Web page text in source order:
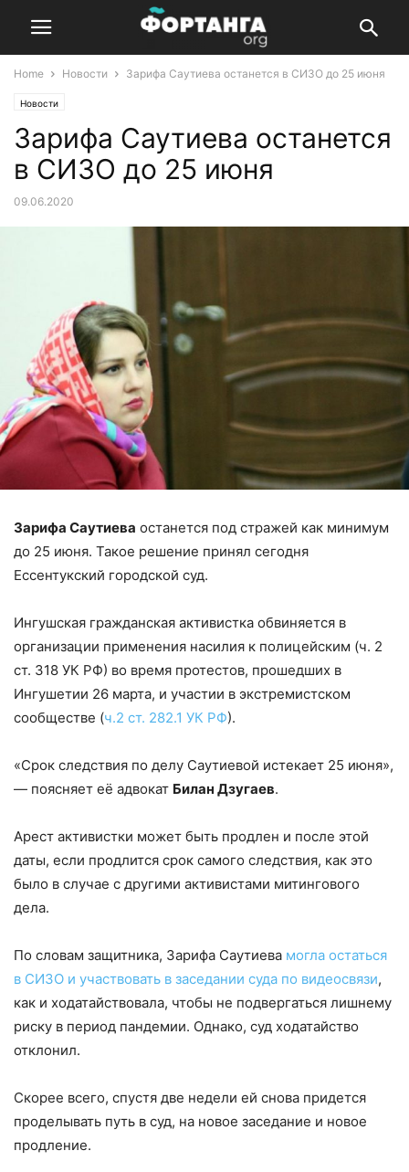
Home Новости Зарифа Саутиева останется в СИЗО до 25 июня
Новости
Зарифа Саутиева останется
в СИЗО до 25 июня
09.06.2020
Зарифа Саутиева останется под стражей как минимум
до 25 июня. Такое решение принял сегодня
Ессентукский городской суд.
Ингушская гражданская активистка обвиняется в
организации применения насилия к полицейским (ч. 2
ст. 318 УК РФ) во время протестов, прошедших в
Ингушетии 26 марта, и участии в экстремистском
сообществе (ч.2 ст. 282.1 УК РФ).
«Срок следствия по делу Саутиевой истекает 25 июня»,
— поясняет её адвокат Билан Дзугаев.
Арест активистки может быть продлен и после этой
даты, если продлится срок самого следствия, как это
было в случае с другими активистами митингового
дела.
По словам защитника, Зарифа Саутиева могла остаться
в СИЗО и участвовать в заседании суда по видеосвязи,
как и ходатайствовала, чтобы не подвергаться лишнему
риску в период пандемии. Однако, суд ходатайство
отклонил.
Скорее всего, спустя две недели ей снова придется
проделывать путь в суд, на новое заседание и новое
продление.